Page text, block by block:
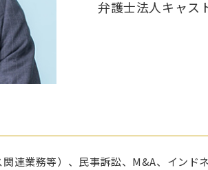
弁護士法人キャス
連業務等）、民事訴訟、M&A、インド